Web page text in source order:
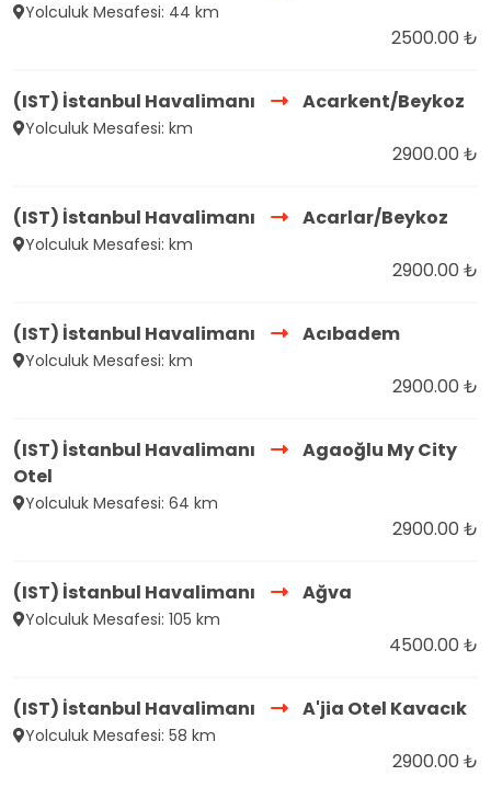
Yolculuk Mesafesi: 44 km
2500.00 ₺
(IST) İstanbul Havalimanı Acarkent/Beykoz
Yolculuk Mesafesi: km
2900.00 ₺
(IST) İstanbul Havalimanı Acarlar/Beykoz
Yolculuk Mesafesi: km
2900.00 ₺
(IST) İstanbul Havalimanı Acıbadem
Yolculuk Mesafesi: km
2900.00 ₺
(IST) İstanbul Havalimanı
Agaoğlu My City
Otel
Yolculuk Mesafesi: 64 km
2900.00 ₺
(IST) İstanbul Havalimanı Ağva
Yolculuk Mesafesi: 105 km
4500.00 ₺
(IST) İstanbul Havalimanı A'jia Otel Kavacık
Yolculuk Mesafesi: 58 km
2900.00 ₺